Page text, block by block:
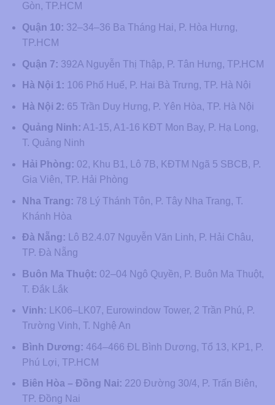
Gòn, TP.HCM
Quận 10: 32–34–36 Ba Tháng Hai, P. Hòa Hưng,
TP.HCM
Quận 7: 392A Nguyễn Thị Thập, P. Tân Hưng, TP.HCM
Hà Nội 1: 106 Phố Huế, P. Hai Bà Trưng, TP. Hà Nội
Hà Nội 2: 65 Trần Duy Hưng, P. Yên Hòa, TP. Hà Nội
Quảng Ninh: A1-15, A1-16 KĐT Mon Bay, P. Hạ Long,
T. Quảng Ninh
Hải Phòng: 02, Khu B1, Lô 7B, KĐTM Ngã 5 SBCB, P.
Gia Viên, TP. Hải Phòng
Nha Trang: 78 Lý Thánh Tôn, P. Tây Nha Trang, T.
Khánh Hòa
Đà Nẵng: Lô B2.4.07 Nguyễn Văn Linh, P. Hải Châu,
TP. Đà Nẵng
Buôn Ma Thuột: 02–04 Ngô Quyền, P. Buôn Ma Thuột,
T. Đắk Lắk
Vinh: LK06–LK07, Eurowindow Tower, 2 Trần Phú, P.
Trường Vinh, T. Nghệ An
Bình Dương: 464–466 ĐL Bình Dương, Tổ 13, KP1, P.
Phú Lợi, TP.HCM
Biên Hòa – Đồng Nai: 220 Đường 30/4, P. Trấn Biên,
TP. Đồng Nai